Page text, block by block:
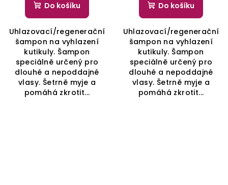
Do košíku
Uhlazovací/regenerační
šampon na vyhlazení
kutikuly. Šampon
speciálně určený pro
dlouhé a nepoddajné
vlasy. Šetrně myje a
pomáhá zkrotit...
Do košíku
Uhlazovací/regenerační
šampon na vyhlazení
kutikuly. Šampon
speciálně určený pro
dlouhé a nepoddajné
vlasy. Šetrně myje a
pomáhá zkrotit...